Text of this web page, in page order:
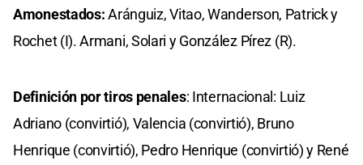
Amonestados:Aránguiz, Vitao, Wanderson, Patrick y
Rochet (I). Armani, Solari y González Pírez (R).
Definición por tiros penales: Internacional: Luiz
Adriano (convirtió), Valencia (convirtió), Bruno
Henrique (convirtió), Pedro Henrique (convirtió) y René